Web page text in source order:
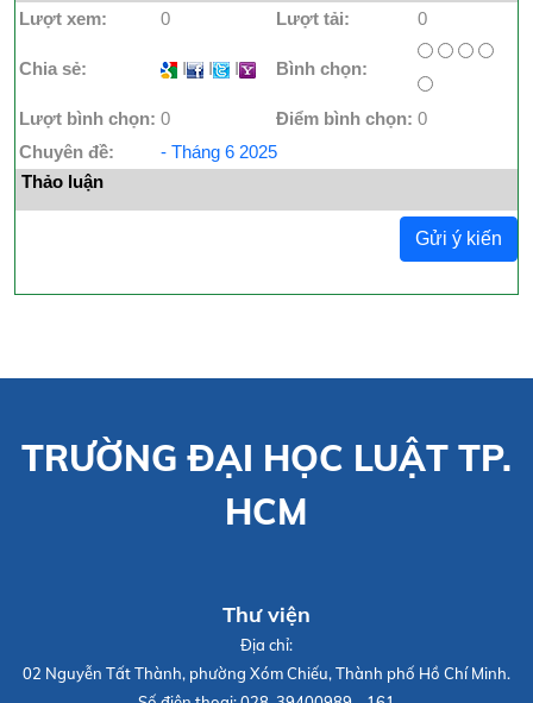
Lượt xem: 0 Lượt tải: 0
Chia sẻ: I I I Bình chọn:
Lượt bình chọn: 0 Điểm bình chọn: 0
Chuyên đề:
- Tháng 6 2025
Thảo luận
Gửi ý kiến
TRƯỜNG ĐẠI HỌC LUẬT TP.
HCM
Thư viện
Địa chỉ:
02 Nguyễn Tất Thành, phường Xóm Chiếu, Thành phố Hồ Chí Minh.